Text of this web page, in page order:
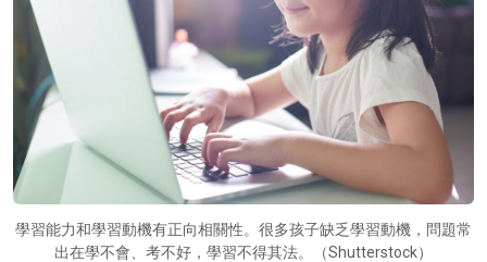
學習能力和學習動機有正向相關性。很多孩子缺乏學習動機，問題常
出在學不會、考不好，學習不得其法。（Shutterstock）